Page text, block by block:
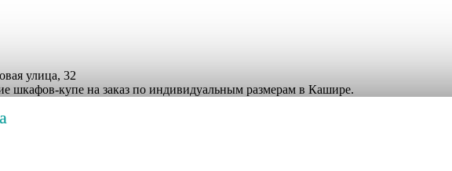
улица, 32
шкафов-купе на заказ по индивидуальным размерам в Кашире.